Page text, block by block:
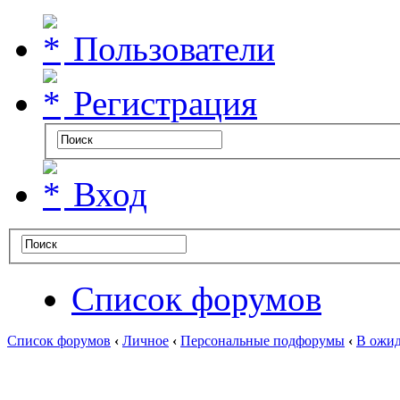
Пользователи
Регистрация
Вход
Список форумов
Список форумов ‹ Личное ‹ Персональные подфорумы ‹ В